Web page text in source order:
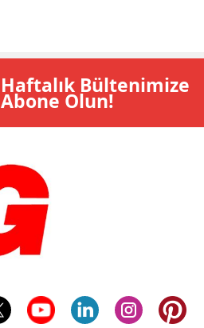
Haftalık Bültenimize
Abone Olun!